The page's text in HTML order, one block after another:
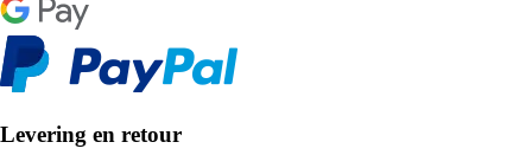
Levering en retour